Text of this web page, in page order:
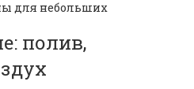
для небольших
полив,